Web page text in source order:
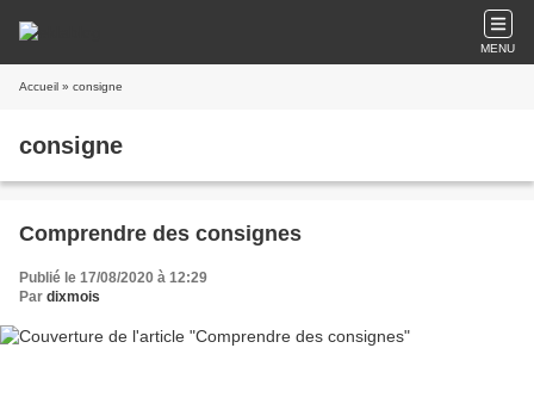
MENU
Accueil » consigne
consigne
Comprendre des consignes
Publié le 17/08/2020 à 12:29
Par dixmois